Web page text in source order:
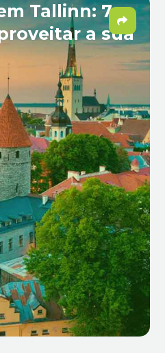
Tallinn: 7
a sua